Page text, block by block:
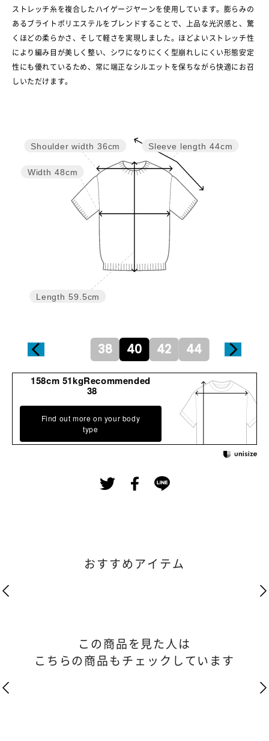
ストレッチ糸を複合したハイゲージヤーンを使用しています。膨らみの
あるブライトポリエステルをブレンドすることで、上品な光沢感と、驚
くほどの柔らかさ、そして軽さを実現しました。ほどよいストレッチ性
により編み目が美しく整い、シワになりにくく型崩れしにくい形態安定
性にも優れているため、常に端正なシルエットを保ちながら快適にお召
しいただけます。
Sleeve length 44cm
Length 59.5cm
Width 48cm
Shoulder width 36cm
38 40 42 44
158cm 51kgRecommended
38
Find out more on your body
type
おすすめアイテム
この商品を見た人は
こちらの商品もチェックしています